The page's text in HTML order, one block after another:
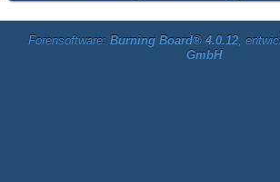
Forensoftware: Burning Board® 4.0.12,
GmbH